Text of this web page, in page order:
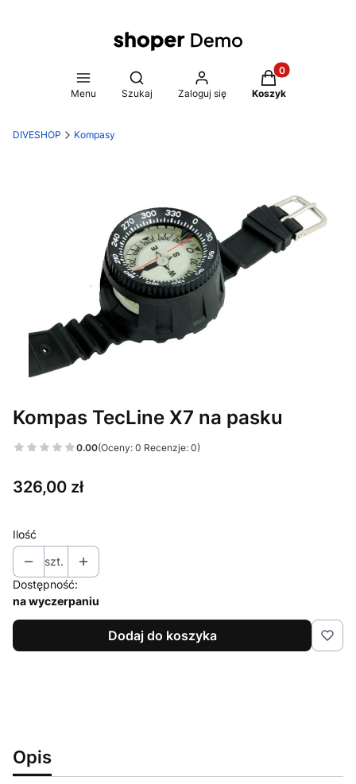
Menu
Otwórz wyszukiwarkę
Szukaj Zaloguj się
Produkty w
Koszyk
DIVESHOP Kompasy
Kompas TecLine X7 na pasku
0.00(Oceny: 0 Recenzje: 0)
Cena
326,00 zł
Ilość
szt.
Dostępność:
na wyczerpaniu
Dodaj do koszyka
Opis